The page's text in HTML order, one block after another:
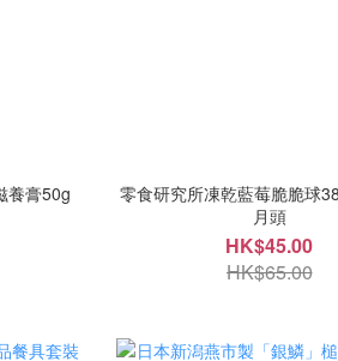
膏50g
零食研究所凍乾藍莓脆脆球
月頭
HK$45.00
HK$65.00